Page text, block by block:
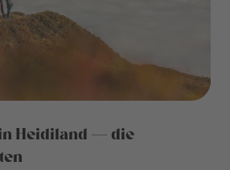
Heidiland — die